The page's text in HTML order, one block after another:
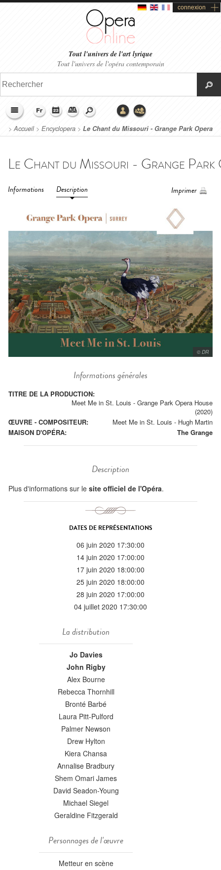
connexion
Tout l'univers de l'art lyrique
Tout l'univers de l'opéra contemporain
>Accueil> Encyclopera > Le Chant du Missouri - Grange Park Opera
House (2020)
Informations Description Imprimer
© DR
Informations générales
TITRE DE LA PRODUCTION:
Meet Me in St. Louis - Grange Park Opera House
(2020)
ŒUVRE - COMPOSITEUR:
Meet Me in St. Louis - Hugh Martin
MAISON D'OPÉRA:
The Grange
Description
Plus d'informations sur le site officiel de l'Opéra.
DATES DE REPRÉSENTATIONS
06 juin 2020 17:30:00
14 juin 2020 17:00:00
17 juin 2020 18:00:00
25 juin 2020 18:00:00
28 juin 2020 17:00:00
04 juillet 2020 17:30:00
La distribution
Jo Davies
John Rigby
Alex Bourne
Rebecca Thornhill
Bronté Barbé
Laura Pitt-Pulford
Palmer Newson
Drew Hylton
Kiera Chansa
Annalise Bradbury
Shem Omari James
David Seadon-Young
Michael Siegel
Geraldine Fitzgerald
Personnages de l'œuvre
Metteur en scène